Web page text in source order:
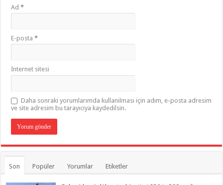
Ad*
E-posta*
İnternet sitesi
Daha sonraki yorumlarımda kullanılması için adım, e-posta adresim
ve site adresim bu tarayıcıya kaydedilsin.
Son Popüler Yorumlar Etiketler